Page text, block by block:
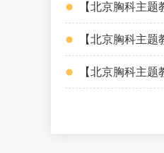
【北京胸科主
【北京胸科主
【北京胸科主